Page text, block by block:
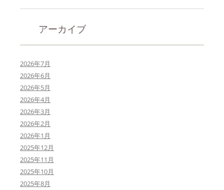
アーカイブ
2026年7月
2026年6月
2026年5月
2026年4月
2026年3月
2026年2月
2026年1月
2025年12月
2025年11月
2025年10月
2025年8月